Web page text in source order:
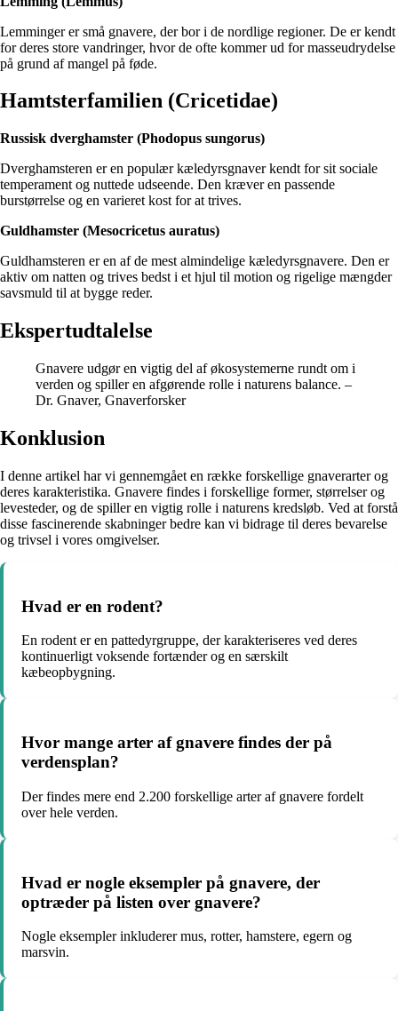
Lemminger er små gnavere, der bor i de nordlige regioner. De er kendt
for deres store vandringer, hvor de ofte kommer ud for masseudrydelse
på grund af mangel på føde.
Hamtsterfamilien (Cricetidae)
Russisk dverghamster (Phodopus sungorus)
Dverghamsteren er en populær kæledyrsgnaver kendt for sit sociale
temperament og nuttede udseende. Den kræver en passende
burstørrelse og en varieret kost for at trives.
Guldhamster (Mesocricetus auratus)
Guldhamsteren er en af de mest almindelige kæledyrsgnavere. Den er
aktiv om natten og trives bedst i et hjul til motion og rigelige mængder
savsmuld til at bygge reder.
Ekspertudtalelse
Gnavere udgør en vigtig del af økosystemerne rundt om i
verden og spiller en afgørende rolle i naturens balance. –
Dr. Gnaver, Gnaverforsker
Konklusion
I denne artikel har vi gennemgået en række forskellige gnaverarter og
deres karakteristika. Gnavere findes i forskellige former, størrelser og
levesteder, og de spiller en vigtig rolle i naturens kredsløb. Ved at forstå
disse fascinerende skabninger bedre kan vi bidrage til deres bevarelse
og trivsel i vores omgivelser.
Hvad er en rodent?
En rodent er en pattedyrgruppe, der karakteriseres ved deres
kontinuerligt voksende fortænder og en særskilt
kæbeopbygning.
Hvor mange arter af gnavere findes der på
verdensplan?
Der findes mere end 2.200 forskellige arter af gnavere fordelt
over hele verden.
Hvad er nogle eksempler på gnavere, der
optræder på listen over gnavere?
Nogle eksempler inkluderer mus, rotter, hamstere, egern og
marsvin.